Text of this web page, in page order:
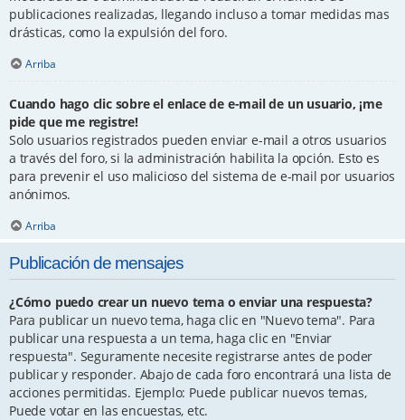
publicaciones realizadas, llegando incluso a tomar medidas mas
drásticas, como la expulsión del foro.
Arriba
Cuando hago clic sobre el enlace de e-mail de un usuario, ¡me
pide que me registre!
Solo usuarios registrados pueden enviar e-mail a otros usuarios
a través del foro, si la administración habilita la opción. Esto es
para prevenir el uso malicioso del sistema de e-mail por usuarios
anónimos.
Arriba
Publicación de mensajes
¿Cómo puedo crear un nuevo tema o enviar una respuesta?
Para publicar un nuevo tema, haga clic en "Nuevo tema". Para
publicar una respuesta a un tema, haga clic en "Enviar
respuesta". Seguramente necesite registrarse antes de poder
publicar y responder. Abajo de cada foro encontrará una lista de
acciones permitidas. Ejemplo: Puede publicar nuevos temas,
Puede votar en las encuestas, etc.